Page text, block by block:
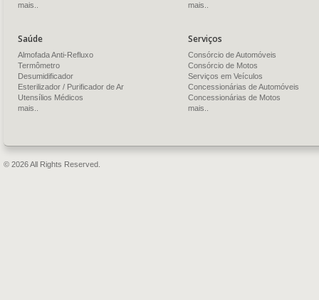
mais..
mais..
Saúde
Almofada Anti-Refluxo
Termômetro
Desumidificador
Esterilizador / Purificador de Ar
Utensílios Médicos
mais..
Serviços
Consórcio de Automóveis
Consórcio de Motos
Serviços em Veículos
Concessionárias de Automóveis
Concessionárias de Motos
mais..
© 2026 All Rights Reserved.